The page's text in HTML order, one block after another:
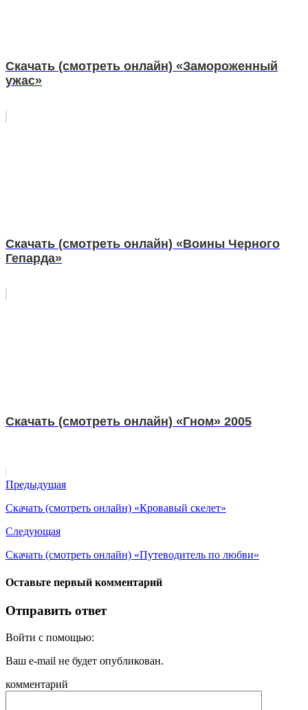
Скачать (смотреть онлайн) «Замороженный
ужас»
Скачать (смотреть онлайн) «Воины Черного
Гепарда»
Скачать (смотреть онлайн) «Гном» 2005
Предыдущая
Скачать (смотреть онлайн) «Кровавый скелет»
Следующая
Скачать (смотреть онлайн) «Путеводитель по любви»
Оставьте первый комментарий
Отправить ответ
Войти с помощью:
Ваш e-mail не будет опубликован.
комментарий